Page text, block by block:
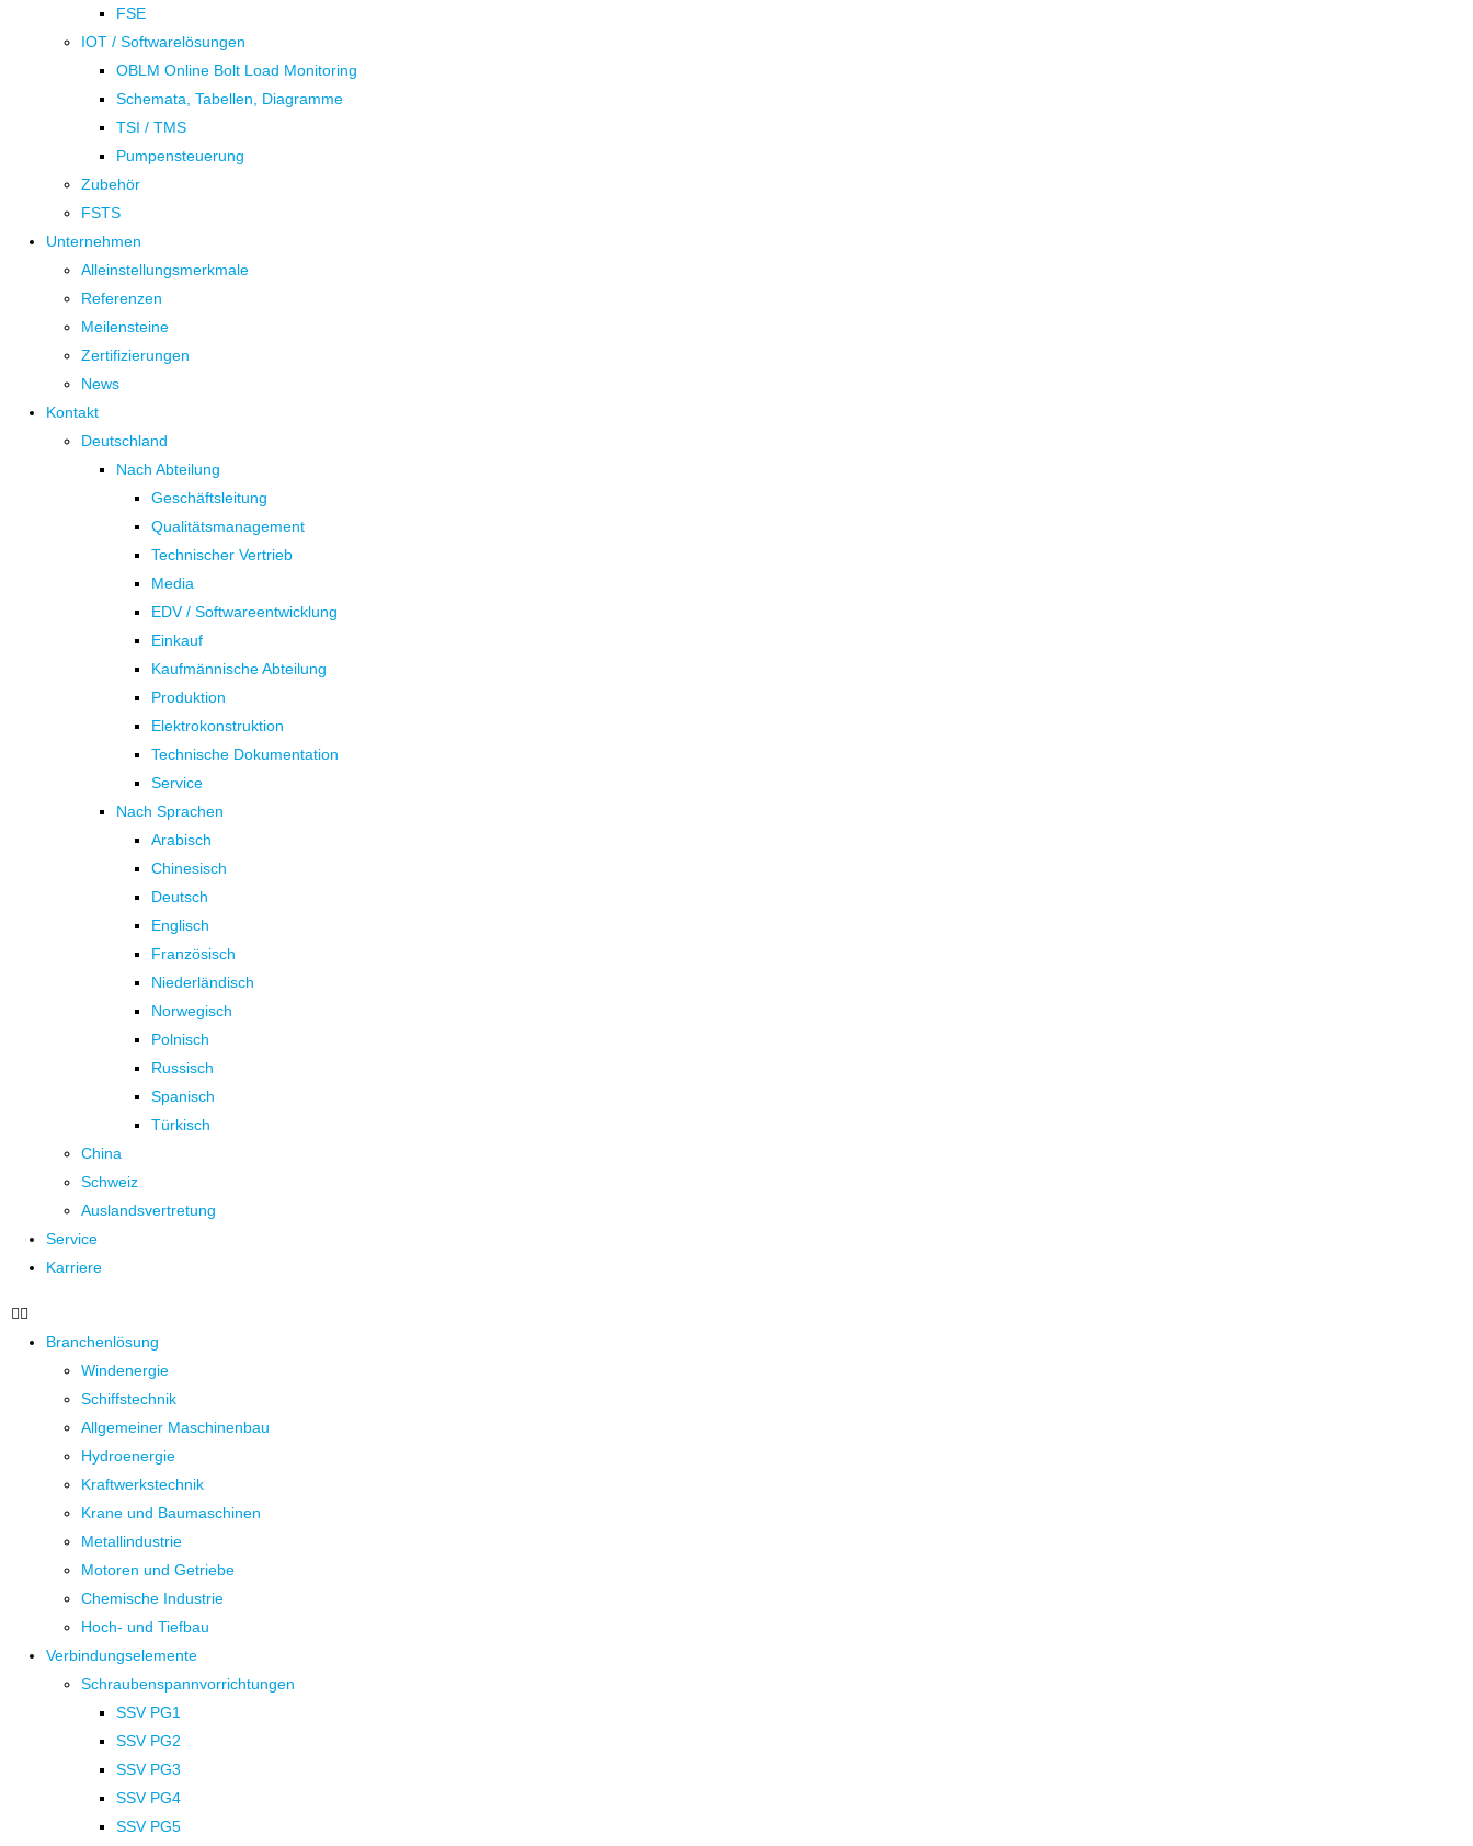
FSE
IOT / Softwarelösungen
OBLM Online Bolt Load Monitoring
Schemata, Tabellen, Diagramme
TSI / TMS
Pumpensteuerung
Zubehör
FSTS
Unternehmen
Alleinstellungsmerkmale
Referenzen
Meilensteine
Zertifizierungen
News
Kontakt
Deutschland
Nach Abteilung
Geschäftsleitung
Qualitätsmanagement
Technischer Vertrieb
Media
EDV / Softwareentwicklung
Einkauf
Kaufmännische Abteilung
Produktion
Elektrokonstruktion
Technische Dokumentation
Service
Nach Sprachen
Arabisch
Chinesisch
Deutsch
Englisch
Französisch
Niederländisch
Norwegisch
Polnisch
Russisch
Spanisch
Türkisch
China
Schweiz
Auslandsvertretung
Service
Karriere
Branchenlösung
Windenergie
Schiffstechnik
Allgemeiner Maschinenbau
Hydroenergie
Kraftwerkstechnik
Krane und Baumaschinen
Metallindustrie
Motoren und Getriebe
Chemische Industrie
Hoch- und Tiefbau
Verbindungselemente
Schraubenspannvorrichtungen
SSV PG1
SSV PG2
SSV PG3
SSV PG4
SSV PG5